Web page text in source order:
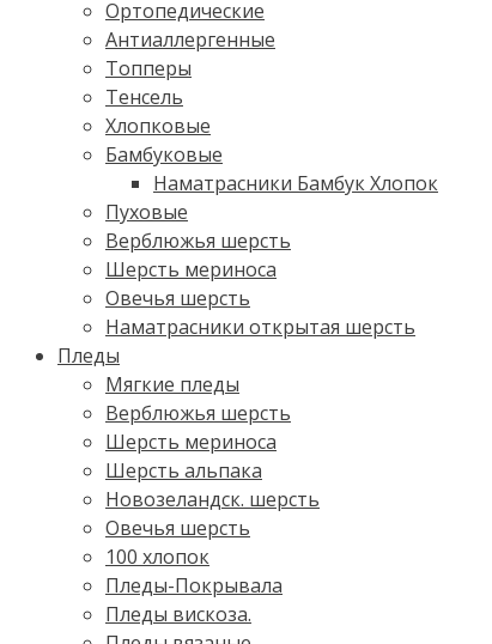
Ортопедические
Антиаллергенные
Топперы
Тенсель
Хлопковые
Бамбуковые
Наматрасники Бамбук Хлопок
Пуховые
Верблюжья шерсть
Шерсть мериноса
Овечья шерсть
Наматрасники открытая шерсть
Пледы
Мягкие пледы
Верблюжья шерсть
Шерсть мериноса
Шерсть альпака
Новозеландск. шерсть
Овечья шерсть
100 хлопок
Пледы-Покрывала
Пледы вискоза.